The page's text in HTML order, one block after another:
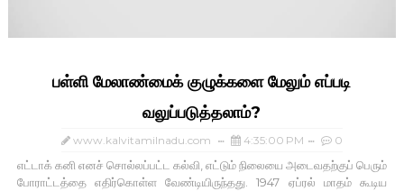
பள்ளி மேலாண்மைக் குழுக்களை மேலும் எப்படி
வலுப்படுத்தலாம்?
www.kalvitamilnadu.com 4:35:00 PM 0
எட்டாக் கனி எனச் சொல்லப்பட்ட கல்வி, எட்டும் நிலையை அடைவதற்குப் பெரும்
போராட்டத்தை எதிர்கொள்ள வேண்டியிருந்தது. 1947 ஏப்ரல் மாதம் கூடிய